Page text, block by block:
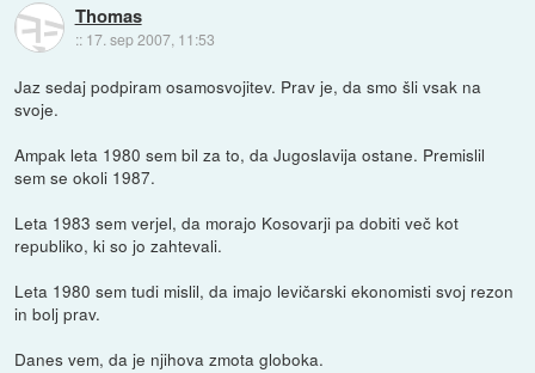
Thomas
:: 17. sep 2007, 11:53
Jaz sedaj podpiram osamosvojitev. Prav je, da smo šli vsak na
svoje.
Ampak leta 1980 sem bil za to, da Jugoslavija ostane. Premislil
sem se okoli 1987.
Leta 1983 sem verjel, da morajo Kosovarji pa dobiti več kot
republiko, ki so jo zahtevali.
Leta 1980 sem tudi mislil, da imajo levičarski ekonomisti svoj rezon
in bolj prav.
Danes vem, da je njihova zmota globoka.